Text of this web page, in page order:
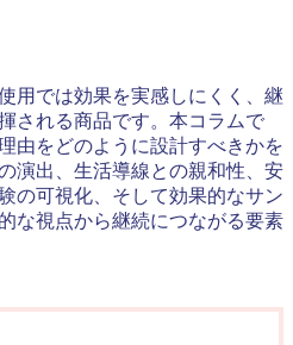
用では効果を実感しにくく、継
される商品です。本コラムで
由をどのように設計すべきかを
演出、生活導線との親和性、安
の可視化、そして効果的なサン
な視点から継続につながる要素